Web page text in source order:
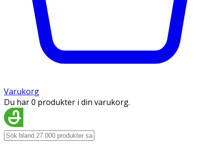
Varukorg
Du har 0 produkter i din varukorg.